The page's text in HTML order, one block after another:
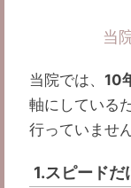
当
当院では、10
軸にしている
行っていません
1.スピード